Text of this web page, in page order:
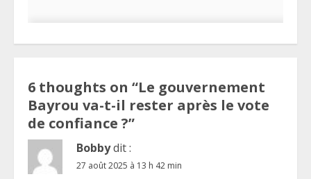
6 thoughts on “Le gouvernement
Bayrou va-t-il rester après le vote
de confiance ?”
Bobbydit :
27 août 2025 à 13 h 42 min